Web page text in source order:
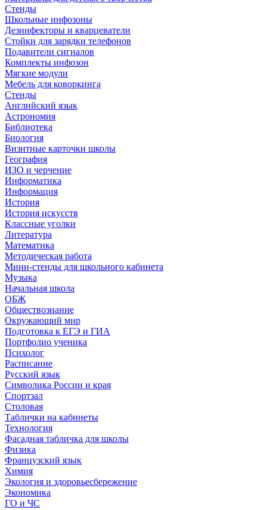
Стенды
Школьные инфозоны
Дезинфекторы и кварцеватели
Стойки для зарядки телефонов
Подавители сигналов
Комплекты инфозон
Мягкие модули
Мебель для коворкинга
Стенды
Английский язык
Астрономия
Библиотека
Биология
Визитные карточки школы
География
ИЗО и черчение
Информатика
Информация
История
История искусств
Классные уголки
Литература
Математика
Методическая работа
Мини-стенды для школьного кабинета
Музыка
Начальная школа
ОБЖ
Обществознание
Окружающий мир
Подготовка к ЕГЭ и ГИА
Портфолио ученика
Психолог
Расписание
Русский язык
Символика России и края
Спортзал
Столовая
Таблички на кабинеты
Технология
Фасадная табличка для школы
Физика
Французский язык
Химия
Экология и здоровьесбережение
Экономика
ГО и ЧС